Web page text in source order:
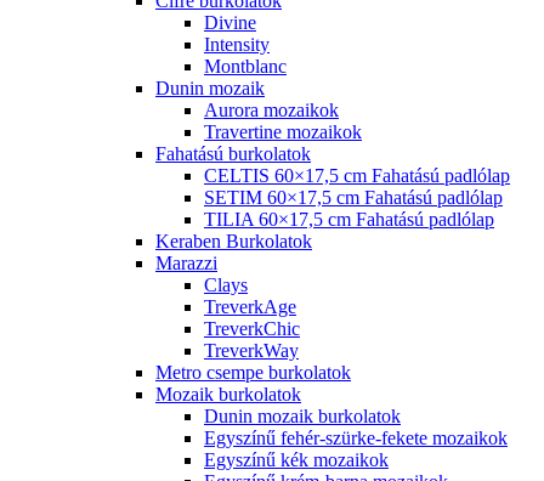
Divine
Intensity
Montblanc
Dunin mozaik
Aurora mozaikok
Travertine mozaikok
Fahatású burkolatok
CELTIS 60×17,5 cm Fahatású padlólap
SETIM 60×17,5 cm Fahatású padlólap
TILIA 60×17,5 cm Fahatású padlólap
Keraben Burkolatok
Marazzi
Clays
TreverkAge
TreverkChic
TreverkWay
Metro csempe burkolatok
Mozaik burkolatok
Dunin mozaik burkolatok
Egyszínű fehér-szürke-fekete mozaikok
Egyszínű kék mozaikok